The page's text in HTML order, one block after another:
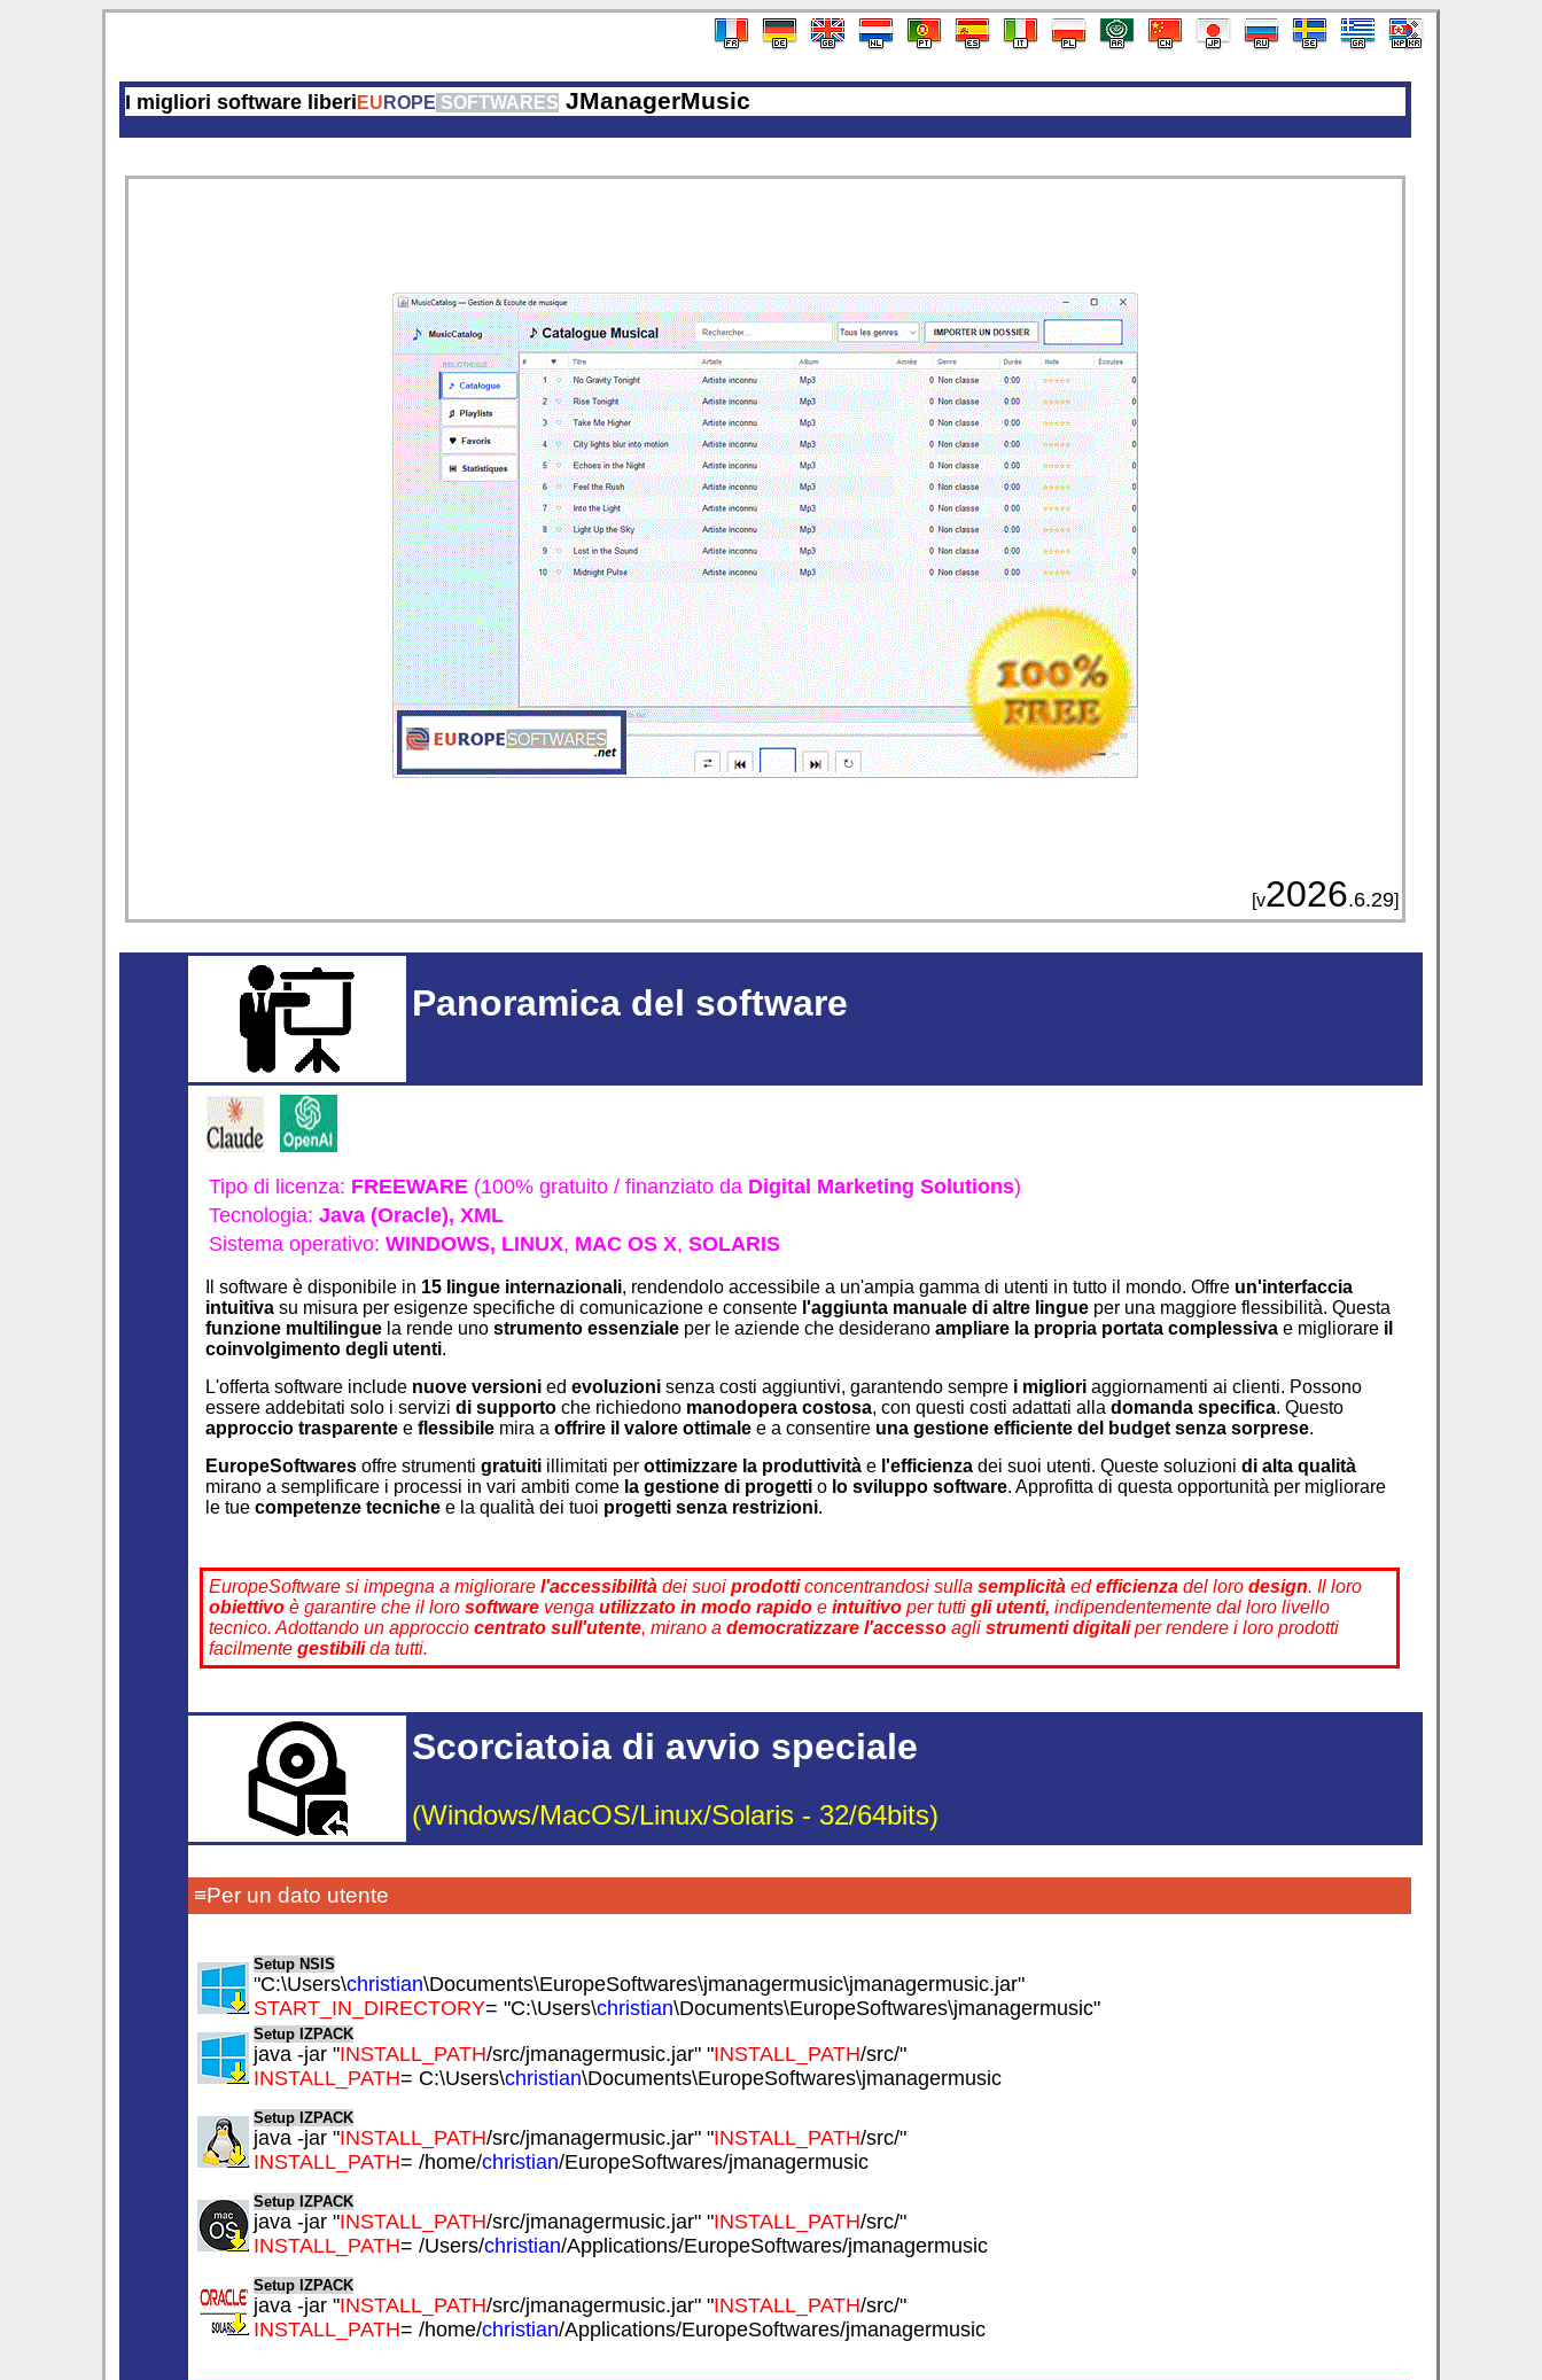
I migliori software liberi EU ROPE SOFTWARES JManagerMusic
[v2026.6.29]
Panoramica del software
Tipo di licenza: FREEWARE (100% gratuito / finanziato da Digital Marketing Solutions)
Tecnologia: Java (Oracle), XML
Sistema operativo: WINDOWS, LINUX, MAC OS X, SOLARIS
Il software è disponibile in 15 lingue internazionali, rendendolo accessibile a un'ampia gamma di utenti in tutto il mondo. Offre un'interfaccia
intuitiva su misura per esigenze specifiche di comunicazione e consente l'aggiunta manuale di altre lingue per una maggiore flessibilità. Questa
funzione multilingue la rende uno strumento essenziale per le aziende che desiderano ampliare la propria portata complessiva e migliorare il
coinvolgimento degli utenti.
L'offerta software include nuove versioni ed evoluzioni senza costi aggiuntivi, garantendo sempre i migliori aggiornamenti ai clienti. Possono
essere addebitati solo i servizi di supporto che richiedono manodopera costosa, con questi costi adattati alla domanda specifica. Questo
approccio trasparente e flessibile mira a offrire il valore ottimale e a consentire una gestione efficiente del budget senza sorprese.
EuropeSoftwares offre strumenti gratuiti illimitati per ottimizzare la produttività e l'efficienza dei suoi utenti. Queste soluzioni di alta qualità
mirano a semplificare i processi in vari ambiti come la gestione di progetti o lo sviluppo software. Approfitta di questa opportunità per migliorare
le tue competenze tecniche e la qualità dei tuoi progetti senza restrizioni.
EuropeSoftware si impegna a migliorare l'accessibilità dei suoi prodotticoncentrandosi sulla semplicità edefficienza del loro design. Il loro
obiettivo è garantire che il loro software venga utilizzato in modo rapido e intuitivo per tutti gli utenti, indipendentemente dal loro livello
tecnico. Adottando un approccio centrato sull'utente, mirano a democratizzare l'accesso agli strumenti digitaliper rendere i loro prodotti
facilmente gestibilida tutti.
Scorciatoia di avvio speciale
(Windows/MacOS/Linux/Solaris - 32/64bits)
≡Per un dato utente
Setup NSIS
"C:\Users\christian\Documents\EuropeSoftwares\jmanagermusic\jmanagermusic.jar"
START_IN_DIRECTORY= "C:\Users\christian\Documents\EuropeSoftwares\jmanagermusic"
Setup IZPACK
java -jar "INSTALL_PATH/src/jmanagermusic.jar" "INSTALL_PATH/src/"
INSTALL_PATH= C:\Users\christian\Documents\EuropeSoftwares\jmanagermusic
Setup IZPACK
java -jar "INSTALL_PATH/src/jmanagermusic.jar" "INSTALL_PATH/src/"
INSTALL_PATH= /home/christian/EuropeSoftwares/jmanagermusic
Setup IZPACK
java -jar "INSTALL_PATH/src/jmanagermusic.jar" "INSTALL_PATH/src/"
INSTALL_PATH= /Users/christian/Applications/EuropeSoftwares/jmanagermusic
Setup IZPACK
java -jar "INSTALL_PATH/src/jmanagermusic.jar" "INSTALL_PATH/src/"
INSTALL_PATH= /home/christian/Applications/EuropeSoftwares/jmanagermusic